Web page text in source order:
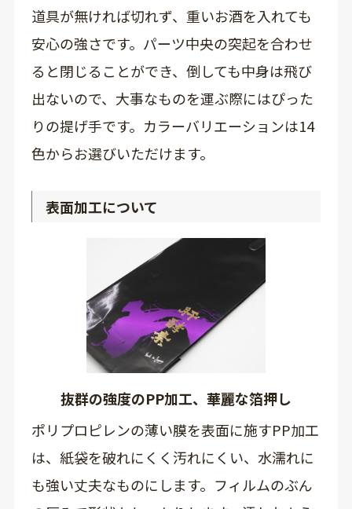
道具が無ければ切れず、重いお酒を入れても
安心の強さです。パーツ中央の突起を合わせ
ると閉じることができ、倒しても中身は飛び
出ないので、大事なものを運ぶ際にはぴった
りの提げ手です。カラーバリエーションは14
色からお選びいただけます。
表面加工について
抜群の強度のPP加工、華麗な箔押し
ポリプロピレンの薄い膜を表面に施すPP加工
は、紙袋を破れにくく汚れにくい、水濡れに
も強い丈夫なものにします。フィルムのぶん